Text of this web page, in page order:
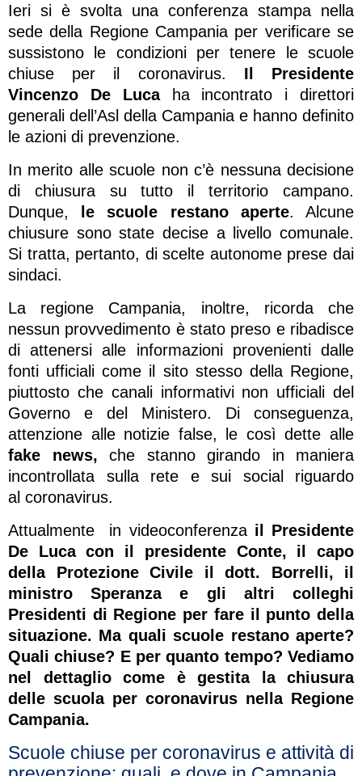
Ieri si è svolta una conferenza stampa nella
sede della Regione Campania per verificare se
sussistono le condizioni per tenere le scuole
chiuse per il coronavirus. Il Presidente
Vincenzo De Lucaha incontrato i direttori
generali dell’Asl della Campania e hanno definito
le azioni di prevenzione.
In merito alle scuole non c’è nessuna decisione
di chiusura su tutto il territorio campano.
Dunque,
le scuole restano aperte. Alcune
chiusure sono state decise a livello comunale.
Si tratta, pertanto, di scelte autonome prese dai
sindaci.
La regione Campania, inoltre, ricorda che
nessun provvedimento è stato preso e ribadisce
di attenersi alle informazioni provenienti dalle
fonti ufficiali come il sito stesso della Regione,
piuttosto che canali informativi non ufficiali del
Governo e del Ministero. Di conseguenza,
attenzione alle notizie false, le così dette alle
fake news, che stanno girando in maniera
incontrollata sulla rete e sui social riguardo
al coronavirus.
Attualmente in videoconferenza il Presidente
De Luca con il presidente Conte, il capo
della Protezione Civile il dott. Borrelli, il
ministro Speranza e gli altri colleghi
Presidenti di Regione per fare il punto della
situazione. Ma quali scuole restano aperte?
Quali chiuse? E per quanto tempo? Vediamo
nel dettaglio come è gestita la chiusura
delle scuola per coronavirus nella Regione
Campania.
Scuole chiuse per coronavirus e attività di